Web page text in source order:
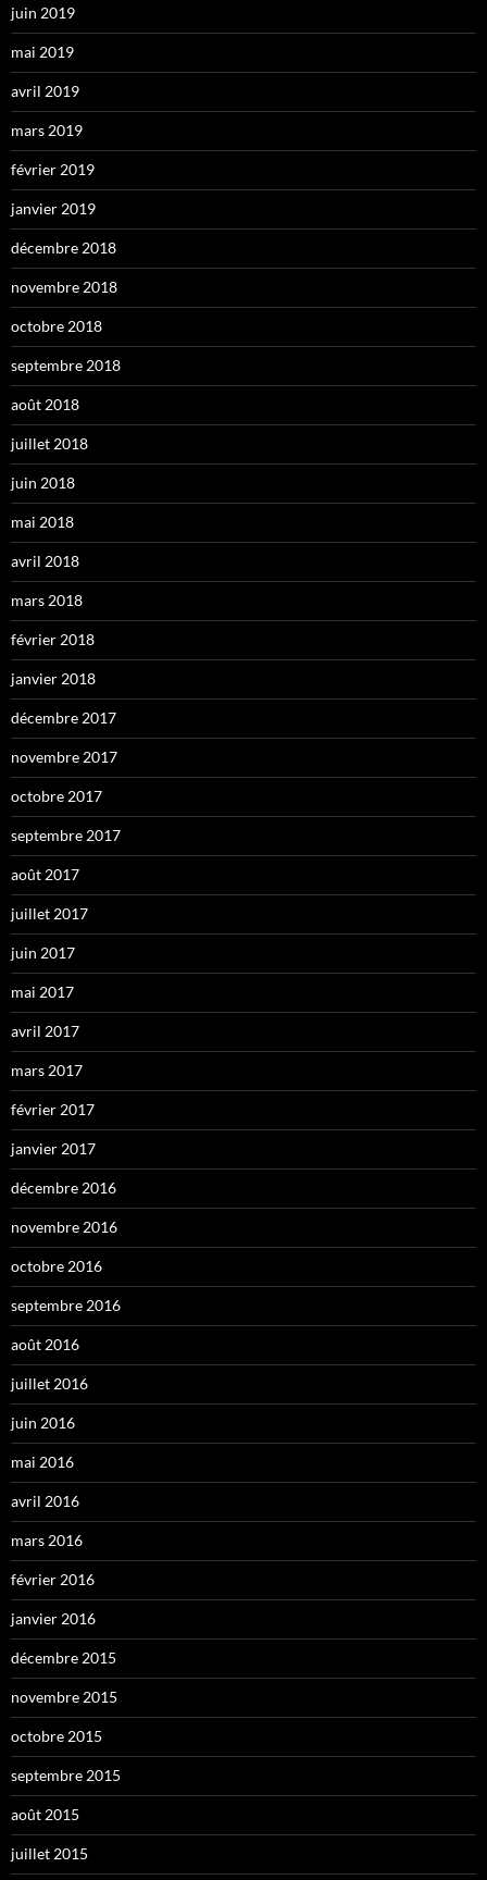
juin 2019
mai 2019
avril 2019
mars 2019
février 2019
janvier 2019
décembre 2018
novembre 2018
octobre 2018
septembre 2018
août 2018
juillet 2018
juin 2018
mai 2018
avril 2018
mars 2018
février 2018
janvier 2018
décembre 2017
novembre 2017
octobre 2017
septembre 2017
août 2017
juillet 2017
juin 2017
mai 2017
avril 2017
mars 2017
février 2017
janvier 2017
décembre 2016
novembre 2016
octobre 2016
septembre 2016
août 2016
juillet 2016
juin 2016
mai 2016
avril 2016
mars 2016
février 2016
janvier 2016
décembre 2015
novembre 2015
octobre 2015
septembre 2015
août 2015
juillet 2015